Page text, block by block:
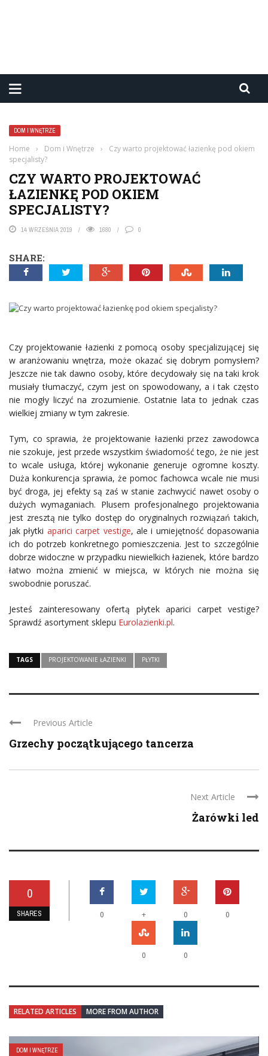
DOM I WNĘTRZE
Home › Dom i Wnętrze ›
Czy warto projektować łazienkę pod okiem
specjalisty?
CZY WARTO PROJEKTOWAĆ
ŁAZIENKĘ POD OKIEM
SPECJALISTY?
14 WRZEŚNIA 2019 1680 0
SHARE:
Czy projektowanie łazienki z pomocą osoby specjalizującej się
w aranżowaniu wnętrza, może okazać się dobrym pomysłem?
Jeszcze nie tak dawno osoby, które decydowały się na taki krok
musiały tłumaczyć, czym jest on spowodowany, a i tak często
nie mogły liczyć na zrozumienie. Ostatnie lata to jednak czas
wielkiej zmiany w tym zakresie.
Tym, co sprawia, że projektowanie łazienki przez zawodowca
nie szokuje, jest przede wszystkim świadomość tego, że nie jest
to wcale usługa, której wykonanie generuje ogromne koszty.
Duża konkurencja sprawia, że pomoc fachowca wcale nie musi
być droga, jej efekty są zaś w stanie zachwycić nawet osoby o
dużych wymaganiach. Plusem profesjonalnego projektowania
jest zresztą nie tylko dostęp do oryginalnych rozwiązań takich,
jak płytki aparici carpet vestige, ale i umiejętność dopasowania
ich do potrzeb konkretnego pomieszczenia. Jest to szczególnie
dobrze widoczne w przypadku niewielkich łazienek, które bardzo
łatwo można zmienić w miejsca, w których nie można się
swobodnie poruszać.
Jesteś zainteresowany ofertą płytek aparici carpet vestige?
Sprawdź asortyment sklepu Eurolazienki.pl.
TAGS PROJEKTOWANIE ŁAZIENKI PŁYTKI
Previous Article
Grzechy początkującego tancerza
Next Article
Żarówki led
0
SHARES 0 + 0 0
0 0
RELATED ARTICLES MORE FROM AUTHOR
DOM I WNĘTRZE